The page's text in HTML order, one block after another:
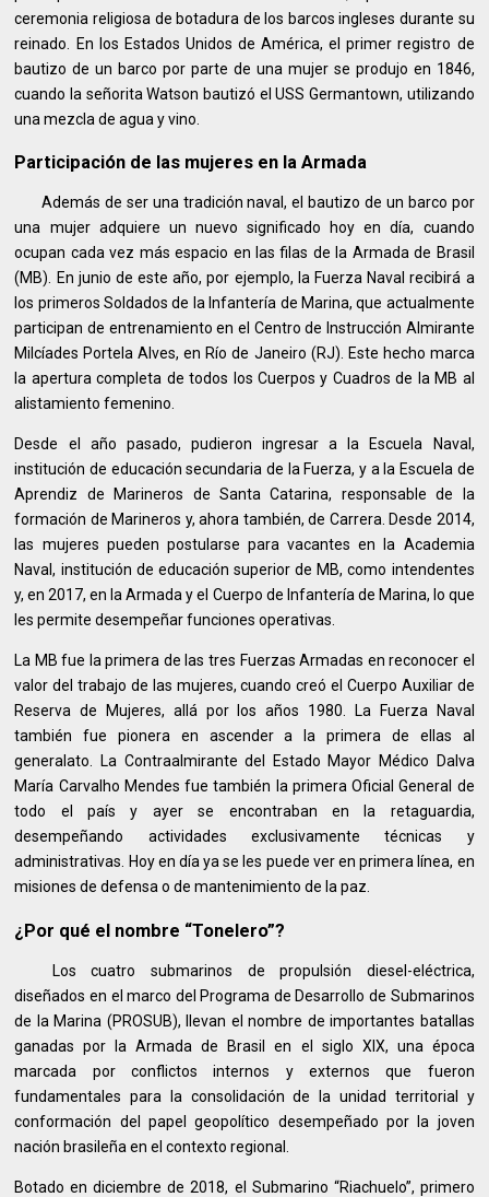
ceremonia religiosa de botadura de los barcos ingleses durante su
reinado. En los Estados Unidos de América, el primer registro de
bautizo de un barco por parte de una mujer se produjo en 1846,
cuando la señorita Watson bautizó el USS Germantown, utilizando
una mezcla de agua y vino.
Participación de las mujeres en la Armada
Además de ser una tradición naval, el bautizo de un barco por
una mujer adquiere un nuevo significado hoy en día, cuando
ocupan cada vez más espacio en las filas de la Armada de Brasil
(MB). En junio de este año, por ejemplo, la Fuerza Naval recibirá a
los primeros Soldados de la Infantería de Marina, que actualmente
participan de entrenamiento en el Centro de Instrucción Almirante
Milcíades Portela Alves, en Río de Janeiro (RJ). Este hecho marca
la apertura completa de todos los Cuerpos y Cuadros de la MB al
alistamiento femenino.
Desde el año pasado, pudieron ingresar a la Escuela Naval,
institución de educación secundaria de la Fuerza, y a la Escuela de
Aprendiz de Marineros de Santa Catarina, responsable de la
formación de Marineros y, ahora también, de Carrera. Desde 2014,
las mujeres pueden postularse para vacantes en la Academia
Naval, institución de educación superior de MB, como intendentes
y, en 2017, en la Armada y el Cuerpo de Infantería de Marina, lo que
les permite desempeñar funciones operativas.
La MB fue la primera de las tres Fuerzas Armadas en reconocer el
valor del trabajo de las mujeres, cuando creó el Cuerpo Auxiliar de
Reserva de Mujeres, allá por los años 1980. La Fuerza Naval
también fue pionera en ascender a la primera de ellas al
generalato. La Contraalmirante del Estado Mayor Médico Dalva
María Carvalho Mendes fue también la primera Oficial General de
todo el país y ayer se encontraban en la retaguardia,
desempeñando actividades exclusivamente técnicas y
administrativas. Hoy en día ya se les puede ver en primera línea, en
misiones de defensa o de mantenimiento de la paz.
¿Por qué el nombre “Tonelero”?
Los cuatro submarinos de propulsión diesel-eléctrica,
diseñados en el marco del Programa de Desarrollo de Submarinos
de la Marina (PROSUB), llevan el nombre de importantes batallas
ganadas por la Armada de Brasil en el siglo XIX, una época
marcada por conflictos internos y externos que fueron
fundamentales para la consolidación de la unidad territorial y
conformación del papel geopolítico desempeñado por la joven
nación brasileña en el contexto regional.
Botado en diciembre de 2018, el Submarino “Riachuelo”, primero